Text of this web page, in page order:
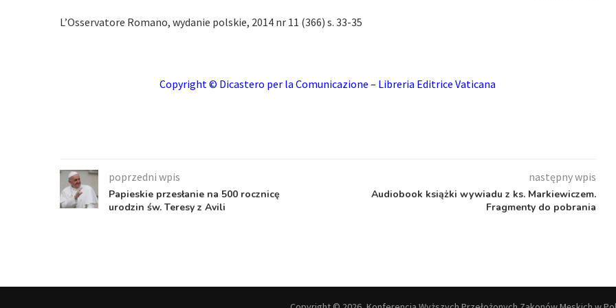
L’Osservatore Romano, wydanie polskie, 2014 nr 11 (366) s. 33-35
Copyright © Dicastero per la Comunicazione – Libreria Editrice Vaticana
poprzedni wpis
Papieskie przesłanie na 500 rocznicę
urodzin św. Teresy z Avili
następny wpis
Audiobook książki wywiadu z ks. Markiewiczem.
Fragmenty do pobrania